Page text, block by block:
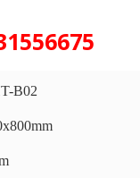
B02